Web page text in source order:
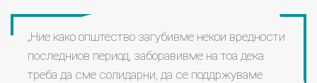
„Ние како општество загубивме некои вредности
последниов период, заборавивме на тоа дека
треба да сме солидарни, да се поддржуваме